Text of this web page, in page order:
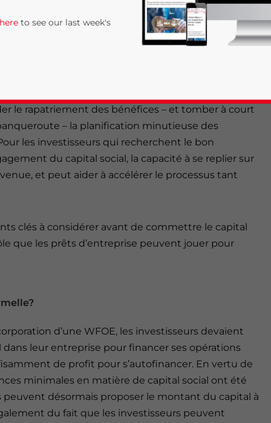
reste la structure d’investissement la plus
le rapatriement des bénéfices – et tomber à court
– la planification minutieuse des
les investisseurs qui recherchent le bon
du capital social, la capacité à se replier sur
et peut aider à accélérer le processus tant
clés à considérer avant de commettre le capital
que les prêts d’entreprise peuvent jouer pour
d’une WFOE, les investisseurs devaient
leur entreprise pour financer ses opérations
de profit pour s’autofinancer. En vertu de
minimales en matière de capital social ont été
peuvent désormais proposer le montant du capital à
du fait que les investisseurs peuvent
to see our last week's
Policy Statement for this website. Please send